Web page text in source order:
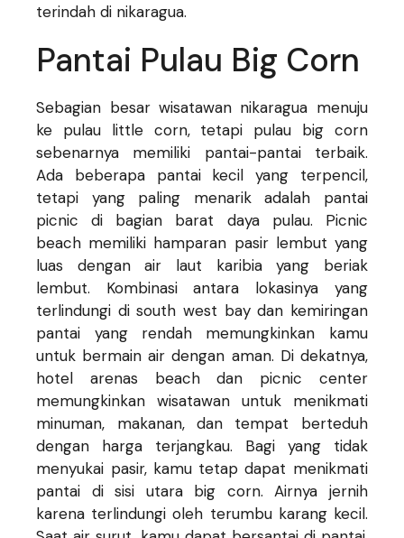
terindah di nikaragua.
Pantai Pulau Big Corn
Sebagian besar wisatawan nikaragua menuju
ke pulau little corn, tetapi pulau big corn
sebenarnya memiliki pantai-pantai terbaik.
Ada beberapa pantai kecil yang terpencil,
tetapi yang paling menarik adalah pantai
picnic di bagian barat daya pulau. Picnic
beach memiliki hamparan pasir lembut yang
luas dengan air laut karibia yang beriak
lembut. Kombinasi antara lokasinya yang
terlindungi di south west bay dan kemiringan
pantai yang rendah memungkinkan kamu
untuk bermain air dengan aman. Di dekatnya,
hotel arenas beach dan picnic center
memungkinkan wisatawan untuk menikmati
minuman, makanan, dan tempat berteduh
dengan harga terjangkau. Bagi yang tidak
menyukai pasir, kamu tetap dapat menikmati
pantai di sisi utara big corn. Airnya jernih
karena terlindungi oleh terumbu karang kecil.